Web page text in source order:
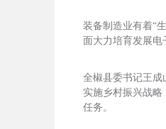
装备制造业有着“
面大力培育发展电
全椒县委书记王成
实施乡村振兴战略
任务。